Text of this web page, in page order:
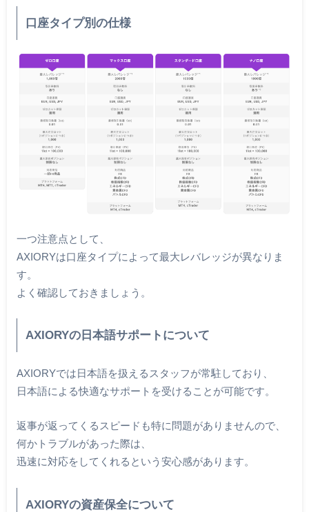
口座タイプ別の仕様
一つ注意点として、
AXIORYは口座タイプによって最大レバレッジが異なりま
す。
よく確認しておきましょう。
AXIORYの日本語サポートについて
AXIORYでは日本語を扱えるスタッフが常駐しており、
日本語による快適なサポートを受けることが可能です。
返事が返ってくるスピードも特に問題がありませんので、
何かトラブルがあった際は、
迅速に対応をしてくれるという安心感があります。
AXIORYの資産保全について